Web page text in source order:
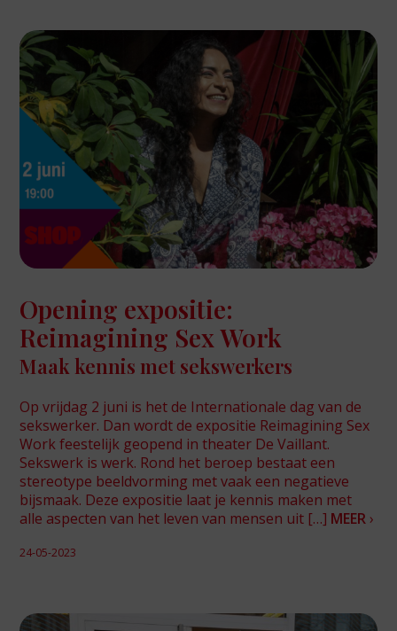
Opening expositie:
Reimagining Sex Work
Maak kennis met sekswerkers
Op vrijdag 2 juni is het de Internationale dag van de
sekswerker. Dan wordt de expositie Reimagining Sex
Work feestelijk geopend in theater De Vaillant.
Sekswerk is werk. Rond het beroep bestaat een
stereotype beeldvorming met vaak een negatieve
bijsmaak. Deze expositie laat je kennis maken met
alle aspecten van het leven van mensen uit […] MEER ›
24-05-2023